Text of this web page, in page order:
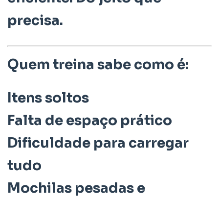
precisa.
Quem treina sabe como é:
Itens soltos
Falta de espaço prático
Dificuldade para carregar
tudo
Mochilas pesadas e